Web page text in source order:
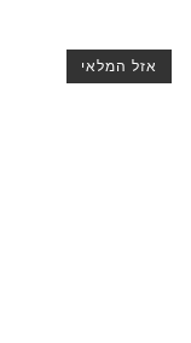
אזל המלאי